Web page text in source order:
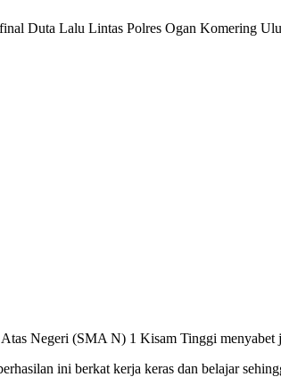
Duta Lalu Lintas Polres Ogan Komering Ulu
Negeri (SMA N) 1 Kisam Tinggi
ini berkat kerja keras dan belajar